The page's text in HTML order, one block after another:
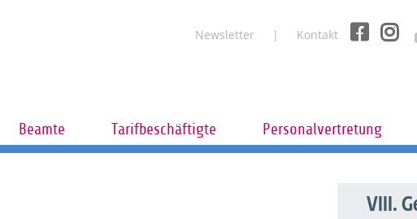
Newsletter Kontakt
Beamte Tarifbeschäftigte Personalvertretung
VIII.